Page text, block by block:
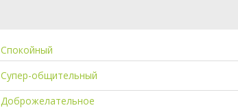
Спокойный
Супер-общительный
Доброжелательное